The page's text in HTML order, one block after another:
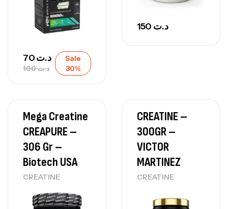
د.ت100
د.ت
Sale
30%
د.ت
Mega Creatine
CREAPURE –
306 Gr –
Biotech USA
CREATINE
CREATINE –
300GR –
VICTOR
MARTINEZ
CREATINE